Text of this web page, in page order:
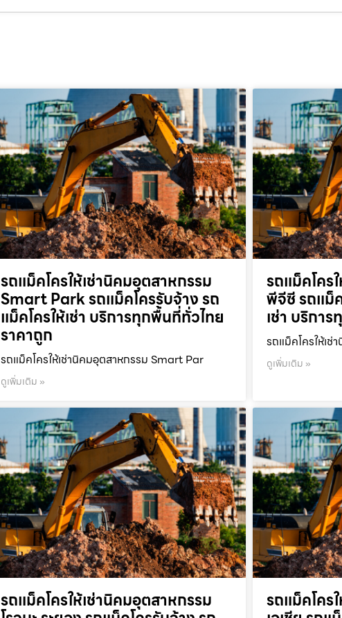
รถแม็คโครให้เช่านิคมอุตสาหกรรม
Smart Park รถแม็คโครรับจ้าง รถ
แม็คโครให้เช่า บริการทุกพื้นที่ทั่วไทย
ราคาถูก
รถแม็คโครให้เช่านิคมอุตสาหกรรม Smart Par
ดูเพิ่มเติม »
รถแม็คโคร
พีจีซี รถแม็
เช่า บริกา
รถแม็คโครให้เ
ดูเพิ่มเติม »
รถแม็คโครให้เช่านิคมอุตสาหกรรม รถแม็คโคร